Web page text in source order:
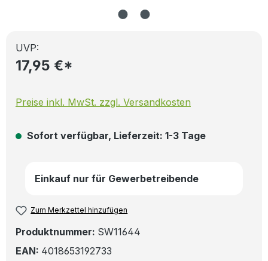
UVP:
17,95 €*
Preise inkl. MwSt. zzgl. Versandkosten
Sofort verfügbar, Lieferzeit: 1-3 Tage
Einkauf nur für Gewerbetreibende
Zum Merkzettel hinzufügen
Produktnummer: SW11644
EAN: 4018653192733